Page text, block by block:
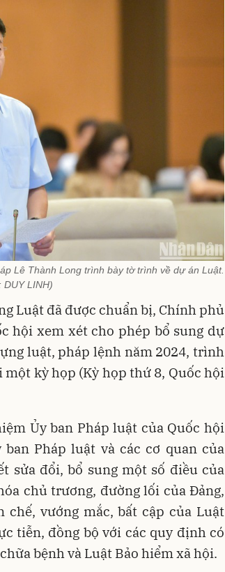
Lê Thành Long trình bày tờ trình về dự án Luật.
DUY LINH)
Luật đã được chuẩn bị, Chính phủ
hội xem xét cho phép bổ sung dự
luật, pháp lệnh năm 2024, trình
kỳ họp (Kỳ họp thứ 8, Quốc hội
Ủy ban Pháp luật của Quốc hội
Pháp luật và các cơ quan của
sửa đổi, bổ sung một số điều của
chủ trương, đường lối của Đảng,
vướng mắc, bất cập của Luật
tiễn, đồng bộ với các quy định có
bệnh và Luật Bảo hiểm xã hội.